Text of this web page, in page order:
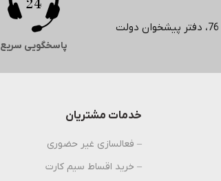
پاسخگویی سریع
خدمات مشتریان
– فعالسازی غیر حضوری
– خرید اقساط سیم کارت